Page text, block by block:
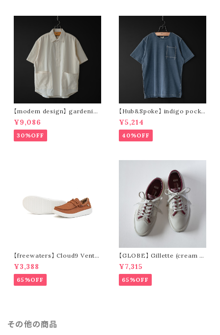
【modem design】 gardenin
g s/s shirt (sand)
¥9,086
30%OFF
【Hub&Spoke】 indigo pocke
t t-shirt (light indigo)
¥5,214
40%OFF
【freewaters】 Cloud9 Ventu
re - Lace Up (brown)
¥3,388
65%OFF
【GLOBE】 Gillette (cream /
pomegranate)
¥7,315
65%OFF
その他の商品